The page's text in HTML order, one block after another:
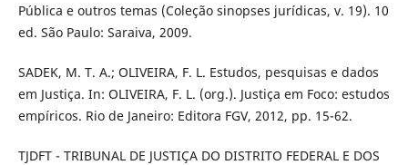
Pública e outros temas (Coleção sinopses jurídicas, v. 19). 10
ed. São Paulo: Saraiva, 2009.
SADEK, M. T. A.; OLIVEIRA, F. L. Estudos, pesquisas e dados
em Justiça. In: OLIVEIRA, F. L. (org.). Justiça em Foco: estudos
empíricos. Rio de Janeiro: Editora FGV, 2012, pp. 15-62.
TJDFT - TRIBUNAL DE JUSTIÇA DO DISTRITO FEDERAL E DOS